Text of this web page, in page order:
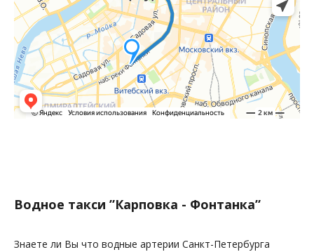
Водное такси ”Карповка - Фонтанка”
Знаете ли Вы что водные артерии Санкт-Петербурга